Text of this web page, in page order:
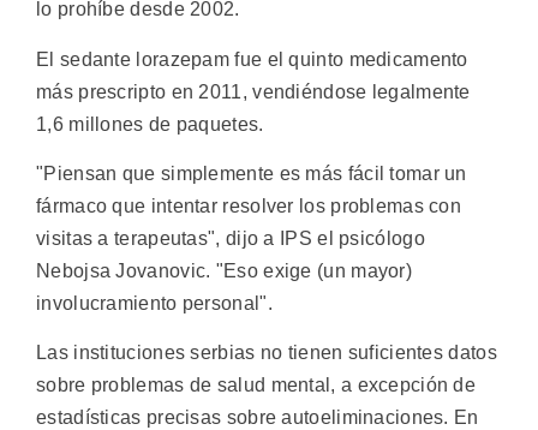
lo prohíbe desde 2002.
El sedante lorazepam fue el quinto medicamento
más prescripto en 2011, vendiéndose legalmente
1,6 millones de paquetes.
"Piensan que simplemente es más fácil tomar un
fármaco que intentar resolver los problemas con
visitas a terapeutas", dijo a IPS el psicólogo
Nebojsa Jovanovic. "Eso exige (un mayor)
involucramiento personal".
Las instituciones serbias no tienen suficientes datos
sobre problemas de salud mental, a excepción de
estadísticas precisas sobre autoeliminaciones. En